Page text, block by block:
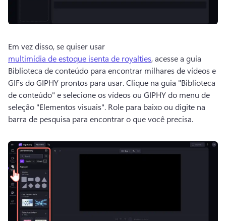
Em vez disso, se quiser usar
multimídia de estoque isenta de royalties, acesse a guia
Biblioteca de conteúdo para encontrar milhares de vídeos e
GIFs do GIPHY prontos para usar. Clique na guia "Biblioteca
de conteúdo" e selecione os vídeos ou GIPHY do menu de
seleção "Elementos visuais". Role para baixo ou digite na
barra de pesquisa para encontrar o que você precisa.